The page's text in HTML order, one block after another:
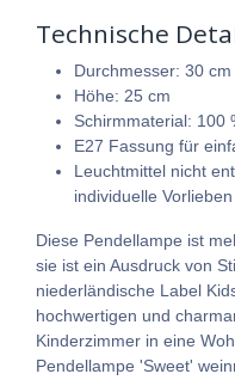
Technische
Durchmesser: 30 cm
Höhe: 25 cm
Schirmmaterial: 100
E27 Fassung für
Leuchtmittel nicht
individuelle Vorlieben
Diese Pendellampe ist
sie ist ein Ausdruck von
niederländische Label
hochwertigen und
Kinderzimmer in eine
Pendellampe 'Sweet'